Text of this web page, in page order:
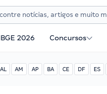
2026 Concursos
AL AM AP BA CE DF ES